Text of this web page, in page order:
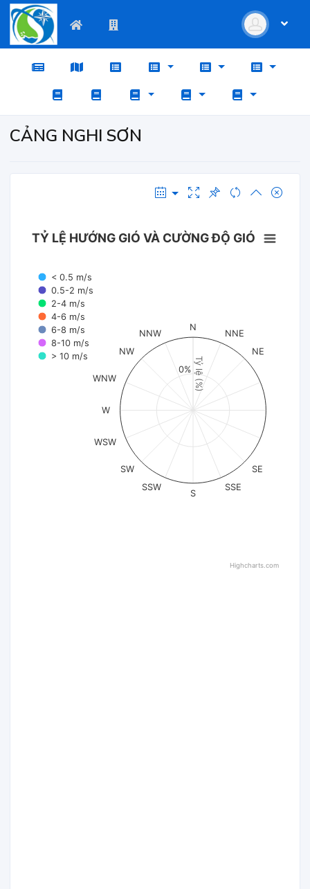
CẢNG NGHI SƠN
Tỷ lệ (%)
TỶ LỆ HƯỚNG GIÓ VÀ CƯỜNG ĐỘ GIÓ
< 0.5 m/s
0.5-2 m/s
2-4 m/s
4-6 m/s
6-8 m/s
8-10 m/s
> 10 m/s
N
NNE
NE
SE
SSE
S
SSW
SW
WSW
W
WNW
NW
NNW
0%
Highcharts.com